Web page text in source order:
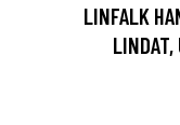
LINFALK